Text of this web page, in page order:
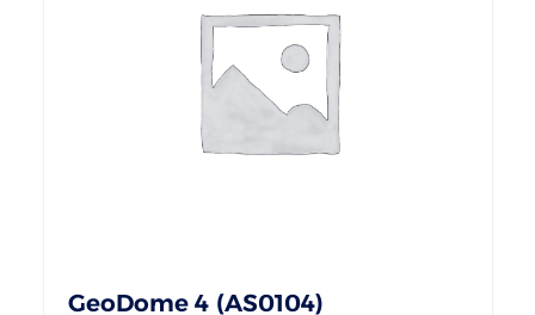
GeoDome 4 (AS0104)